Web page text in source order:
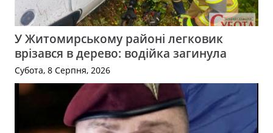
У Житомирському районі легковик
врізався в дерево: водійка загинула
Субота, 8 Серпня, 2026